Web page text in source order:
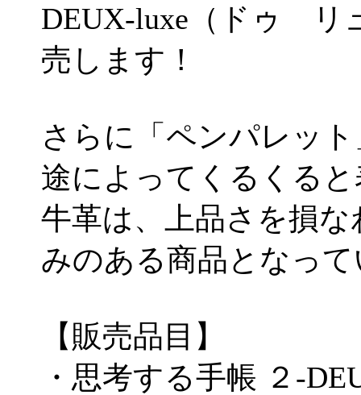
DEUX-luxe（ドゥ リ
売します！
さらに「ペンパレッ
途によってくるくる
牛革は、上品さを損
みのある商品となっ
【販売品目】
・思考する手帳 ２-